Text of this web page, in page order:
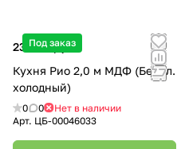
Под заказ
23 400 руб.
Кухня Рио 2,0 м МДФ (Бел гл.
холодный)
0 0
Нет в наличии
Арт. ЦБ-00046033